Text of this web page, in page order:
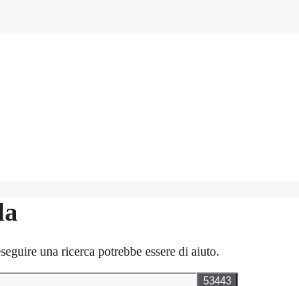
una ricerca potrebbe essere di aiuto.